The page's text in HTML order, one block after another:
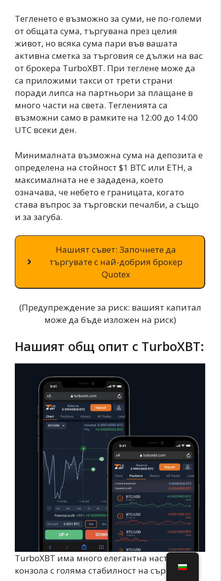
Тегленето е възможно за суми, не по-големи
от общата сума, търгувана през целия
живот, но всяка сума пари във вашата
активна сметка за търговия се дължи на вас
от брокера TurboXBT. При теглене може да
са приложими такси от трети страни
поради липса на партньори за плащане в
много части на света. Тегленията са
възможни само в рамките на 12:00 до 14:00
UTC всеки ден.
Минималната възможна сума на депозита е
определена на стойност $1 BTC или ETH, а
максималната не е зададена, което
означава, че небето е границата, когато
става въпрос за търговски печалби, а също
и за загуба.
Нашият съвет: Започнете да
търгувате с най-добрия брокер
Quotex
(Предупреждение за риск: вашият капитал
може да бъде изложен на риск)
Нашият общ опит с TurboXBT:
TurboXBT има много елегантна настолна
конзола с голяма стабилност на сървъра и